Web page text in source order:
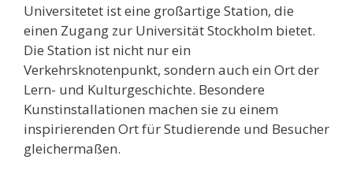
Universitetet ist eine großartige Station, die
einen Zugang zur Universität Stockholm bietet.
Die Station ist nicht nur ein
Verkehrsknotenpunkt, sondern auch ein Ort der
Lern- und Kulturgeschichte. Besondere
Kunstinstallationen machen sie zu einem
inspirierenden Ort für Studierende und Besucher
gleichermaßen.